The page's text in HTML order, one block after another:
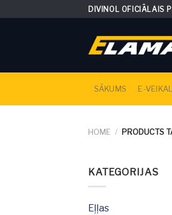
to
DIVINOL OFICIĀLAIS
SĀKUMS E-
HOME / PRODUCTS
KATEGORIJAS
Eļļas